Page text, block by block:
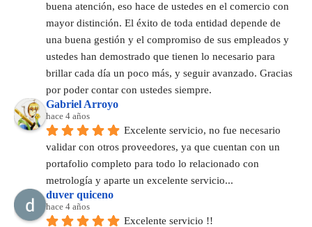
buena atención, eso hace de ustedes en el comercio con
mayor distinción. El éxito de toda entidad depende de
una buena gestión y el compromiso de sus empleados y
ustedes han demostrado que tienen lo necesario para
brillar cada día un poco más, y seguir avanzado. Gracias
por poder contar con ustedes siempre.
Gabriel Arroyo
hace 4 años
Excelente servicio, no fue necesario
validar con otros proveedores, ya que cuentan con un
portafolio completo para todo lo relacionado con
metrología y aparte un excelente servicio...
duver quiceno
hace 4 años
Excelente servicio !!